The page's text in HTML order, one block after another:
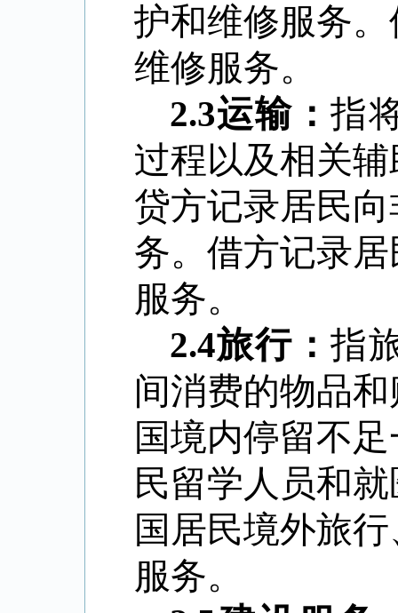
护和维修服务
维修服务。
2.3运输：指
过程以及相关
贷方记录居民
务。借方记录
服务。
2.4旅行：指
间消费的物品
国境内停留不
民留学人员和
国居民境外旅
服务。